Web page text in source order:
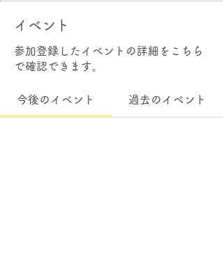
イベント
参加登録したイベントの詳細をこちら
で確認できます。
今後のイベント 過去のイベント